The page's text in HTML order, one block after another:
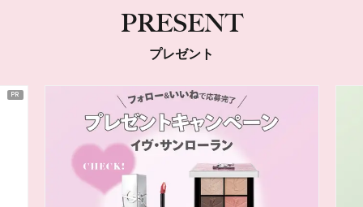
PRESENT
プレゼント